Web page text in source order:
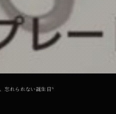
忘れられない誕生日*